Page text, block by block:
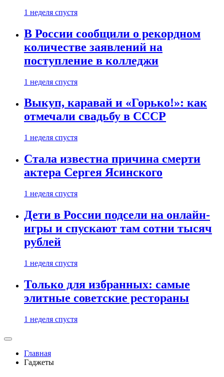
1 неделя спустя
В России сообщили о рекордном
количестве заявлений на
поступление в колледжи
1 неделя спустя
Выкуп, каравай и «Горько!»: как
отмечали свадьбу в СССР
1 неделя спустя
Стала известна причина смерти
актера Сергея Ясинского
1 неделя спустя
Дети в России подсели на онлайн-
игры и спускают там сотни тысяч
рублей
1 неделя спустя
Только для избранных: самые
элитные советские рестораны
1 неделя спустя
Главная
Гаджеты